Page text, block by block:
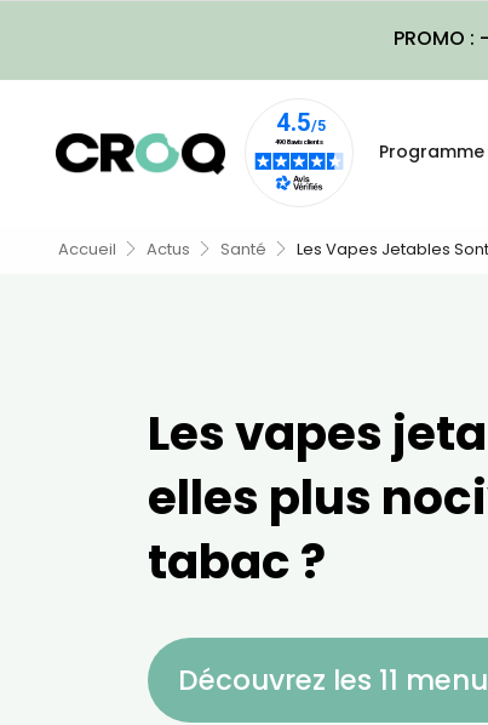
PROMO
Programme
Accueil Actus Santé Les Vapes Jetables
Les vapes
elles plus
tabac ?
Découvrez les 11